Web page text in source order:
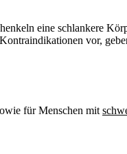
eine schlankere
vor,
für Menschen mit